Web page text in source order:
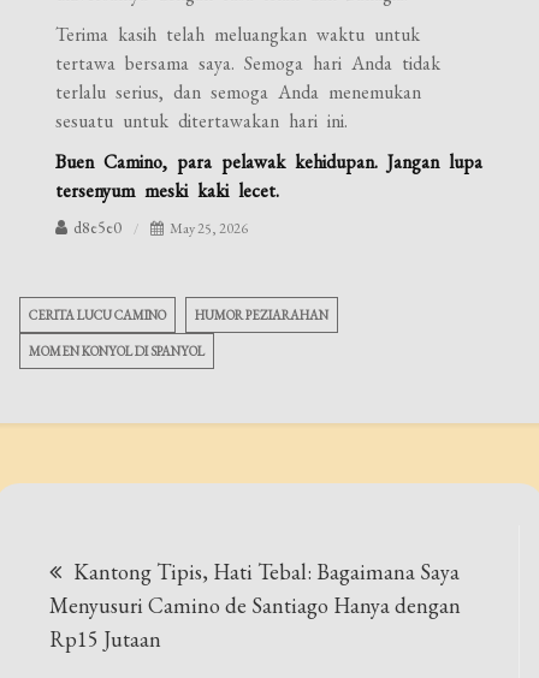
Terima kasih telah meluangkan waktu untuk
tertawa bersama saya. Semoga hari Anda tidak
terlalu serius, dan semoga Anda menemukan
sesuatu untuk ditertawakan hari ini.
Buen Camino, para pelawak kehidupan. Jangan lupa
tersenyum meski kaki lecet.
d8e5e0 May 25, 2026
CERITA LUCU CAMINO HUMOR PEZIARAHAN
MOMEN KONYOL DI SPANYOL
navigation
Kantong Tipis, Hati Tebal: Bagaimana Saya
Menyusuri Camino de Santiago Hanya dengan
Rp15 Jutaan